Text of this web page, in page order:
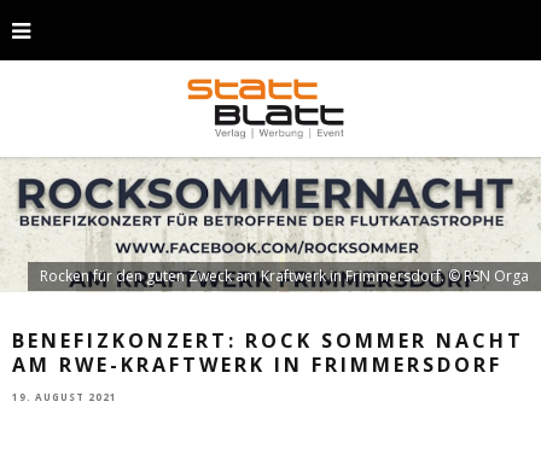
Rocken für den guten Zweck am Kraftwerk in Frimmersdorf. © RSN Orga
BENEFIZKONZERT: ROCK SOMMER NACHT
AM RWE-KRAFTWERK IN FRIMMERSDORF
19. AUGUST 2021